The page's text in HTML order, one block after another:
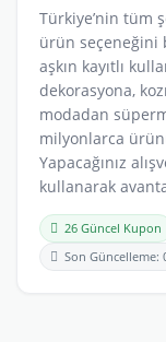
Türkiye’nin tüm
ürün seçeneğini
aşkın kayıtlı
dekorasyona,
modadan
milyonlarca
Yapacağınız
kullanarak
26 Güncel Kupon
Son Güncelleme: